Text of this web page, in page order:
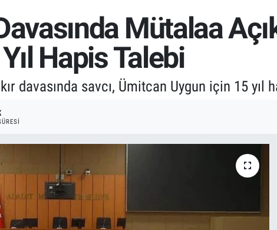
Mütalaa
Hapis Talebi
davasında savcı, Ümitcan Uygun için 15 yıl